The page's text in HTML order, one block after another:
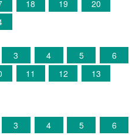
18 19
20
3 4 5
6
11 12
13
3 4 5
6